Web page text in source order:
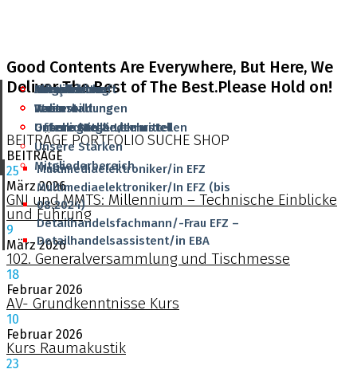
Good Contents Are Everywhere, But Here, We
Deliver The Best of The Best.Please Hold on!
BEITRÄGEPORTFOLIO SUCHE SHOP
BEITRÄGE
25
März 2026
GNI und MMTS: Millennium – Technische Einblicke
und Führung
9
März 2026
102. Generalversammlung und Tischmesse
18
Februar 2026
AV- Grundkenntnisse Kurs
10
Februar 2026
Kurs Raumakustik
23
Aktuelles
Veranstaltungen
Offene Stellen/Lehrstellen
Grundbildung
Multimediaelektroniker/in EFZ
Multimediaelektroniker/In EFZ (bis
08.2024)
Detailhandelsfachmann/-Frau EFZ –
Detailhandelsassistent/in EBA
Weiterbildung
Unterlagen & Lehrmittel
Mitgliedschaft
Team
Unsere Mitglieder
Unsere Stärken
Mitgliederbereich
Infrastruktur
Team
Geschichte
Français
Italiano